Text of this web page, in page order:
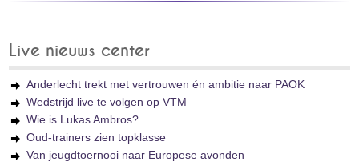
Live nieuws center
Anderlecht trekt met vertrouwen én ambitie naar PAOK
Wedstrijd live te volgen op VTM
Wie is Lukas Ambros?
Oud-trainers zien topklasse
Van jeugdtoernooi naar Europese avonden